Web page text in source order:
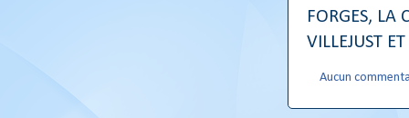
FORGES, LA
VILLEJUST
Aucun